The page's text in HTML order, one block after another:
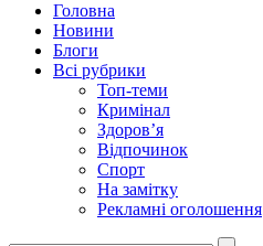
Головна
Новини
Блоги
Всі рубрики
Топ-теми
Кримінал
Здоров’я
Відпочинок
Спорт
На замітку
Рекламні оголошення